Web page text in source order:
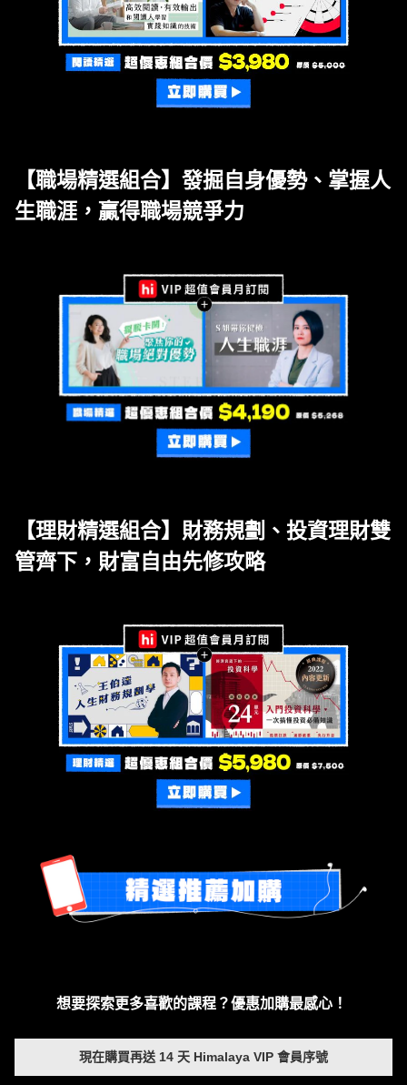
【職場精選組合】發掘自身優勢、掌握人
生職涯，贏得職場競爭力
【理財精選組合】財務規劃、投資理財雙
管齊下，財富自由先修攻略
想要探索更多喜歡的課程？優惠加購最感心！
現在購買再送 14 天 Himalaya VIP 會員序號